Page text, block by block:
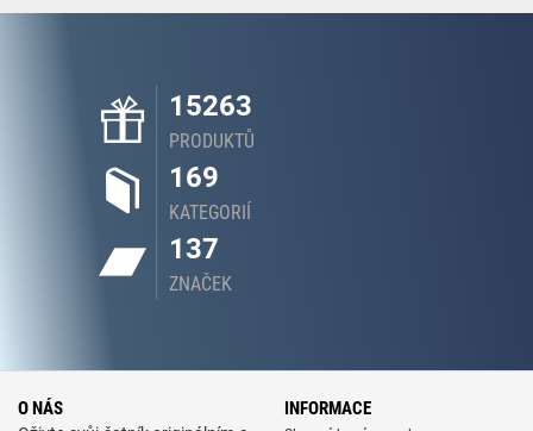
15263
PRODUKTŮ
169
KATEGORIÍ
137
ZNAČEK
O NÁS INFORMACE